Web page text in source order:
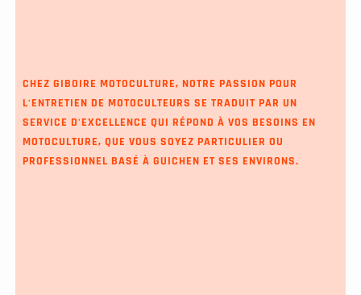
CHEZ GIBOIRE MOTOCULTURE, NOTRE PASSION POUR
L'ENTRETIEN DE MOTOCULTEURS SE TRADUIT PAR UN
SERVICE D'EXCELLENCE QUI RÉPOND À VOS BESOINS EN
MOTOCULTURE, QUE VOUS SOYEZ PARTICULIER OU
PROFESSIONNEL BASÉ À GUICHEN ET SES ENVIRONS.